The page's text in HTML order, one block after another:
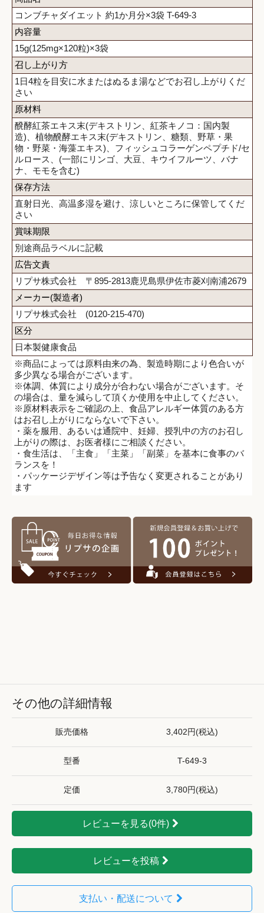
コンブチャダイエット 約1か月分×3袋 T-649-3
内容量
15g(125mg×120粒)×3袋
召し上がり方
1日4粒を目安に水またはぬるま湯などでお召し上がりくだ
さい
原材料
醗酵紅茶エキス末(デキストリン、紅茶キノコ：国内製
造)、植物醗酵エキス末(デキストリン、糖類、野草・果
物・野菜・海藻エキス)、フィッシュコラーゲンペプチド/セ
ルロース、(一部にリンゴ、大豆、キウイフルーツ、バナ
ナ、モモを含む)
保存方法
直射日光、高温多湿を避け、涼しいところに保管してくだ
さい
賞味期限
別途商品ラベルに記載
広告文責
リプサ株式会社 〒895-2813鹿児島県伊佐市菱刈南浦2679
メーカー(製造者)
リプサ株式会社 (0120-215-470)
区分
日本製健康食品
※商品によっては原料由来の為、製造時期により色合いが
多少異なる場合がございます。
※体調、体質により成分が合わない場合がございます。そ
の場合は、量を減らして頂くか使用を中止してください。
※原材料表示をご確認の上、食品アレルギー体質のある方
はお召し上がりにならないで下さい。
・薬を服用、あるいは通院中、妊婦、授乳中の方のお召し
上がりの際は、お医者様にご相談ください。
・食生活は、「主食」「主菜」「副菜」を基本に食事のバ
ランスを！
・パッケージデザイン等は予告なく変更されることがあり
ます
その他の詳細情報
販売価格 3,402円(税込)
型番 T-649-3
定価 3,780円(税込)
レビューを見る(0件)
レビューを投稿
支払い・配送について